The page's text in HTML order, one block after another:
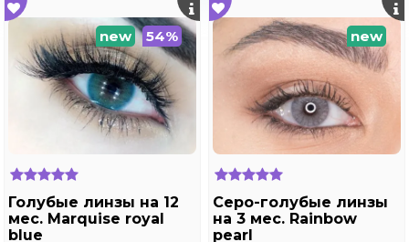
new 54%
Голубые линзы на 12
мес. Marquise royal
blue
new
Серо-голубые линзы
на 3 мес. Rainbow
pearl